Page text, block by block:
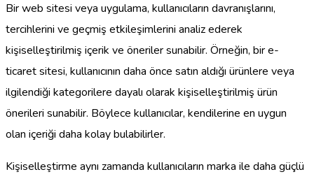
Bir web sitesi veya uygulama, kullanıcıların davranışlarını,
tercihlerini ve geçmiş etkileşimlerini analiz ederek
kişiselleştirilmiş içerik ve öneriler sunabilir. Örneğin, bir e-
ticaret sitesi, kullanıcının daha önce satın aldığı ürünlere veya
ilgilendiği kategorilere dayalı olarak kişiselleştirilmiş ürün
önerileri sunabilir. Böylece kullanıcılar, kendilerine en uygun
olan içeriği daha kolay bulabilirler.
Kişiselleştirme aynı zamanda kullanıcıların marka ile daha güçlü